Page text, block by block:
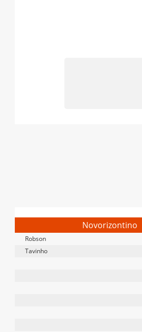
Novorizontino
Robson
Tavinho